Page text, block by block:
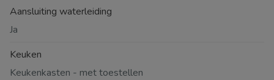
Aansluiting waterleiding
Ja
Keuken
Keukenkasten - met toestellen